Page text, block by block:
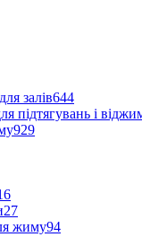
залів644
підтягувань і
929
27
жиму94